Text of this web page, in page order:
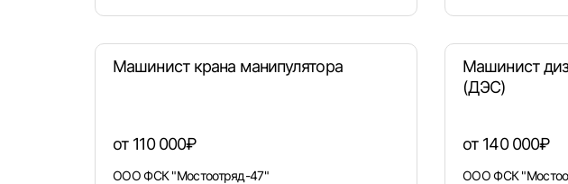
Машинист крана манипулятора
от 110 000₽
ООО ФСК "Мостоотряд-47"
Машинист
(ДЭС)
от 140 000₽
ООО ФСК